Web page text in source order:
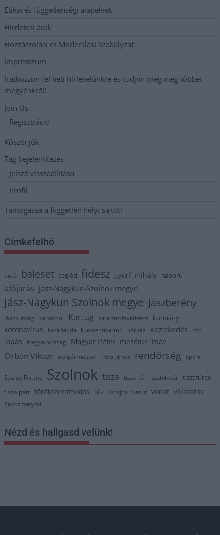
Etikai és függetlenségi alapelvek
Hirdetési árak
Hozzászólási és Moderálási Szabályzat
Impresszum
Iratkozzon fel heti hírlevelünkre és tudjon meg még többet
megyénkről!
Join Us
Regisztráció
Köszönjük
Tag bejelentkezés
Jelszó visszaállítása
Profil
Támogassa a független helyi sajtót!
Címkefelhő
autó baleset cegléd fidesz györfi mihály háború
időjárás Jász-Nagykun-Szolnok megye
Jász-Nagykun Szolnok megye Jászberény
Jászkunság karambol Karcag katasztrófavédelem kormány
koronavírus kosárlabda kunszentmárton kórház közlekedés lmp
lopás magyarország Magyar Péter mezőtúr máv
Orbán Viktor polgármester Pócs János rendőrség sport
Szalay Ferenc Szolnok tisza tisza-tó tiszaföldvár tiszafüred
tisza part törökszentmiklós tűz ukrajna vasút vonat választás
önkormányzat
Nézd és hallgasd velünk!